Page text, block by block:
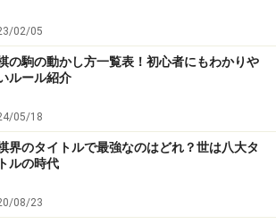
常識だった。だからこそ開催されたイ
が好事魔多し。事件は起こった。断っ
ない。事故ならば、それでよかった。
なく事件が起こったのだ。事件の当事
、一者はAWAKEである。そして、も
部のアマ強豪・山口直哉氏だ。山口氏
いAWAKE」を破った後、勝因を語っ
02/05
の駒の動かし方一覧表！初心者にもわかりや
ルール紹介
05/18
界のタイトルで最強なのはどれ？世は八大タ
ルの時代
08/23